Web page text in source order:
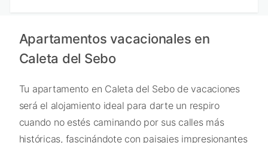
Apartamentos vacacionales en
Caleta del Sebo
Tu apartamento en Caleta del Sebo de vacaciones
será el alojamiento ideal para darte un respiro
cuando no estés caminando por sus calles más
históricas, fascinándote con paisajes impresionantes